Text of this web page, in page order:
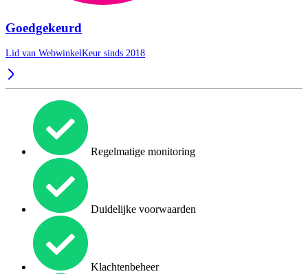
Goedgekeurd
Lid van WebwinkelKeur sinds 2018
Regelmatige monitoring
Duidelijke voorwaarden
Klachtenbeheer